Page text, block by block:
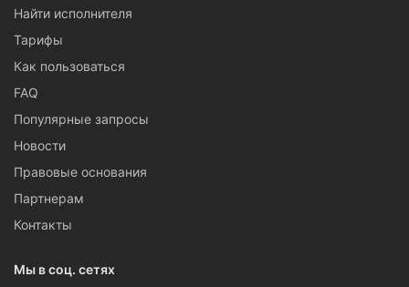
Найти исполнителя
Тарифы
Как пользоваться
FAQ
Популярные запросы
Новости
Правовые основания
Партнерам
Контакты
Мы в соц. сетях